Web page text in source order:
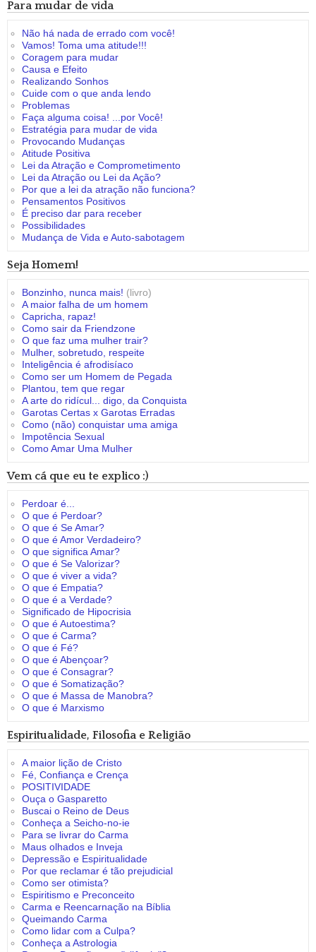
Para mudar de vida
Não há nada de errado com você!
Vamos! Toma uma atitude!!!
Coragem para mudar
Causa e Efeito
Realizando Sonhos
Cuide com o que anda lendo
Problemas
Faça alguma coisa! ...por Você!
Estratégia para mudar de vida
Provocando Mudanças
Atitude Positiva
Lei da Atração e Comprometimento
Lei da Atração ou Lei da Ação?
Por que a lei da atração não funciona?
Pensamentos Positivos
É preciso dar para receber
Possibilidades
Mudança de Vida e Auto-sabotagem
Seja Homem!
Bonzinho, nunca mais! (livro)
A maior falha de um homem
Capricha, rapaz!
Como sair da Friendzone
O que faz uma mulher trair?
Mulher, sobretudo, respeite
Inteligência é afrodisíaco
Como ser um Homem de Pegada
Plantou, tem que regar
A arte do ridícul... digo, da Conquista
Garotas Certas x Garotas Erradas
Como (não) conquistar uma amiga
Impotência Sexual
Como Amar Uma Mulher
Vem cá que eu te explico :)
Perdoar é...
O que é Perdoar?
O que é Se Amar?
O que é Amor Verdadeiro?
O que significa Amar?
O que é Se Valorizar?
O que é viver a vida?
O que é Empatia?
O que é a Verdade?
Significado de Hipocrisia
O que é Autoestima?
O que é Carma?
O que é Fé?
O que é Abençoar?
O que é Consagrar?
O que é Somatização?
O que é Massa de Manobra?
O que é Marxismo
Espiritualidade, Filosofia e Religião
A maior lição de Cristo
Fé, Confiança e Crença
POSITIVIDADE
Ouça o Gasparetto
Buscai o Reino de Deus
Conheça a Seicho-no-ie
Para se livrar do Carma
Maus olhados e Inveja
Depressão e Espiritualidade
Por que reclamar é tão prejudicial
Como ser otimista?
Espiritismo e Preconceito
Carma e Reencarnação na Bíblia
Queimando Carma
Como lidar com a Culpa?
Conheça a Astrologia